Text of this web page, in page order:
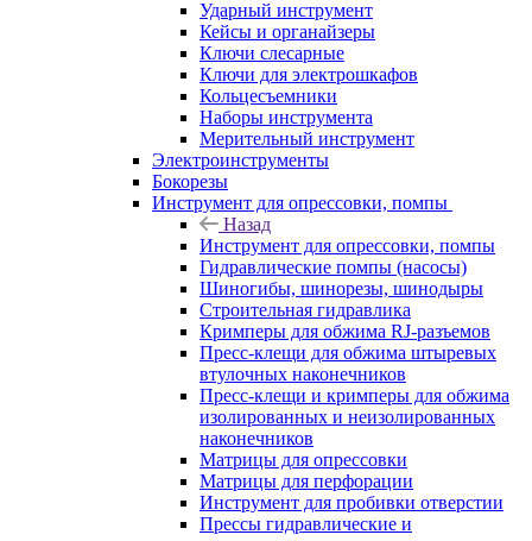
Ударный инструмент
Кейсы и органайзеры
Ключи слесарные
Ключи для электрошкафов
Кольцесъемники
Наборы инструмента
Мерительный инструмент
Электроинструменты
Бокорезы
Инструмент для опрессовки, помпы
Назад
Инструмент для опрессовки, помпы
Гидравлические помпы (насосы)
Шиногибы, шинорезы, шинодыры
Строительная гидравлика
Кримперы для обжима RJ-разъемов
Пресс-клещи для обжима штыревых
втулочных наконечников
Пресс-клещи и кримперы для обжима
изолированных и неизолированных
наконечников
Матрицы для опрессовки
Матрицы для перфорации
Инструмент для пробивки отверстии
Прессы гидравлические и